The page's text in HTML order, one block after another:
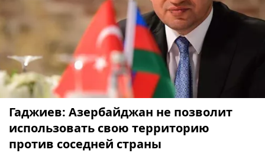
Гаджиев: Азербайджан не позволит
использовать свою территорию
против соседней страны